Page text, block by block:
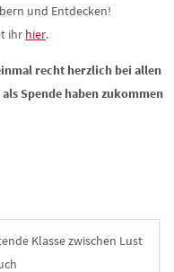
und Entdecken!
ihr hier.
recht herzlich bei allen
Spende haben zukommen